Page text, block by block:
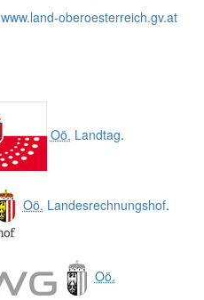
www.land-oberoesterreich.gv.at
Oö. Landtag.
Oö. Landesrechnungshof.
Oö.